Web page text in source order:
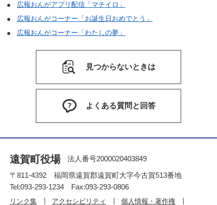
広報おんがアプリ配信「マチイロ」
広報おんがコーナー「お誕生日おめでとう」
広報おんがコーナー「わたしの夢」
見つからないときは
よくある質問と回答
遠賀町役場
法人番号2000020403849
〒811-4392 福岡県遠賀郡遠賀町大字今古賀513番地
Tel:093-293-1234 Fax:093-293-0806
リンク集 アクセシビリティ 個人情報・著作権